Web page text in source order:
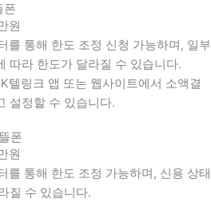
폰
원
를 통해 한도 조정 신청 가능하며, 일부
따라 한도가 달라질 수 있습니다.
텔링크 앱 또는 웹사이트에서 소액결
설정할 수 있습니다.
폰
원
를 통해 한도 조정 가능하며, 신용 상태
질 수 있습니다.